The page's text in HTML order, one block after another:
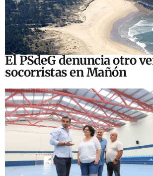
El PSdeG denuncia otro
socorristas en Mañón